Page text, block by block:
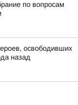
по вопросам
освободивших
назад